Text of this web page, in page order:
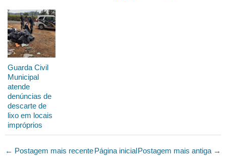
Guarda Civil
Municipal
atende
denúncias de
descarte de
lixo em locais
impróprios
← Postagem mais recente Postagem mais antiga →
Página inicial